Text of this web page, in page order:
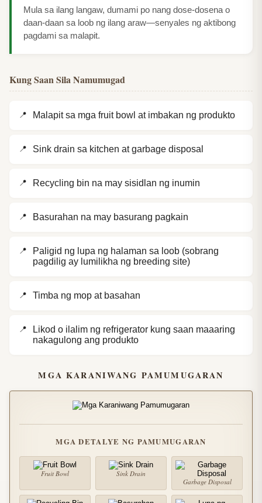
Mula sa ilang langaw, dumami po nang dose-dosena o
daan-daan sa loob ng ilang araw—senyales ng aktibong
pagdami sa malapit.
Kung Saan Sila Namumugad
Malapit sa mga fruit bowl at imbakan ng produkto
Sink drain sa kitchen at garbage disposal
Recycling bin na may sisidlan ng inumin
Basurahan na may basurang pagkain
Paligid ng lupa ng halaman sa loob (sobrang
pagdilig ay lumilikha ng breeding site)
Timba ng mop at basahan
Likod o ilalim ng refrigerator kung saan maaaring
nakagulong ang produkto
MGA KARANIWANG PAMUMUGARAN
MGA DETALYE NG PAMUMUGARAN
Fruit Bowl
Sink Drain
Garbage Disposal